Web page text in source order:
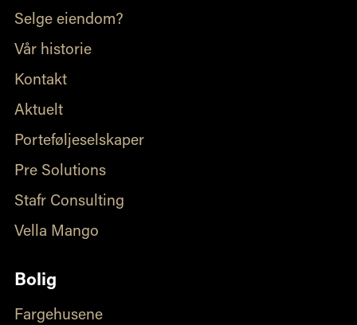
Selge eiendom?
Vår historie
Kontakt
Aktuelt
Porteføljeselskaper
Pre Solutions
Stafr Consulting
Vella Mango
Bolig
Fargehusene